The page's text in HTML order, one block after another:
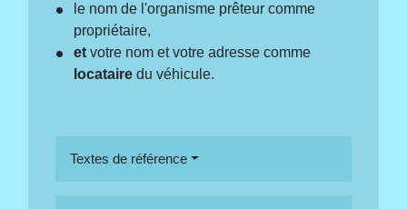
le nom de l'organisme prêteur comme
propriétaire,
et votre nom et votre adresse comme
locataire du véhicule.
Textes de référence